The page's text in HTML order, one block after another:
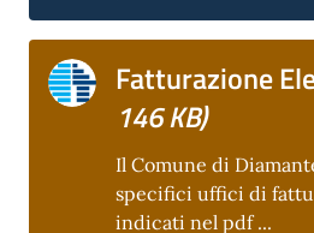
Fatturazione
146 KB)
Il Comune di
specifici uffici di
indicati nel pdf ...